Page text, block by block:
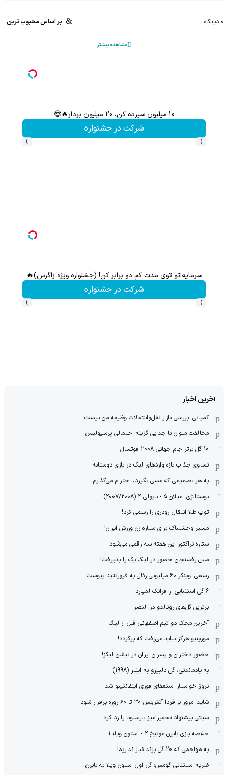
0 دیدگاه بر اساس محبوب ترین
مشاهده بیشتر
10 میلیون سپرده کن، 20 میلیون بردار🔥😍
شرکت در جشنواره
‹
›
سرمایه‌اتو توی مدت کم دو برابر کن! (جشنواره ویژه زاگرس)🔥
شرکت در جشنواره
‹
›
آخرین اخبار
کمپانی: بررسی بازار نقل‌وانتقالات وظیفه من نیست
مخالفت ملوان با جدایی گزینه احتمالی پرسپولیس
10 گل برتر جام جهانی 2008 فوتسال
تساوی جذاب تازه واردهای لیگ در بازی دوستانه
به هر تصمیمی که مسی بگیرد، احترام می‌گذارم
نوستالژی، میلان 5 - ناپولی 2 (2007/2008)
توپ طلا انتقال رودری را رسمی کرد!
مسیر وحشتناک برای ستاره زن ورزش ایران!
ستاره تراکتور این هفته سه رقمی می‌شود
مس رفسنجان حضور در لیگ یک را پذیرفت!
رسمی: وینگر 60 میلیونی رئال به فیورنتینا پیوست
6 گل استثنایی از فرانک لمپارد
برترین گل‌های رونالدو در النصر
آخرین محک دو تیم اصفهانی قبل از لیگ
مورینیو هرگز نباید می‌رفت که برگردد!
حضور دختران و پسران ایران در نیشن لیگز!
به یادماندنی، گل دلپیرو به اینتر (1998)
نروژ خواستار استعفای فوری اینفانتینو شد
شاید امروز یا فردا آتش‌بس ۳۰ تا ۶۰ روزه برقرار شود
سیتی پیشنهاد تحقیرآمیز بارسلونا را رد کرد
خلاصه بازی بایرن مونیخ 2 - استون ویلا 1
به مهاجمی که 20 گل بزند نیاز نداریم!
ضربه استثنائی گومس؛ گل اول استون ویلا به بایرن